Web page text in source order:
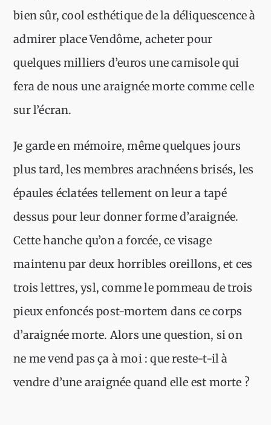
bien sûr, cool esthétique de la déliquescence à
admirer place Vendôme, acheter pour
quelques milliers d’euros une camisole qui
fera de nous une araignée morte comme celle
sur l’écran.
Je garde en mémoire, même quelques jours
plus tard, les membres arachnéens brisés, les
épaules éclatées tellement on leur a tapé
dessus pour leur donner forme d’araignée.
Cette hanche qu’on a forcée, ce visage
maintenu par deux horribles oreillons, et ces
trois lettres, ysl, comme le pommeau de trois
pieux enfoncés post-mortem dans ce corps
d’araignée morte. Alors une question, si on
ne me vend pas ça à moi : que reste-t-il à
vendre d’une araignée quand elle est morte ?